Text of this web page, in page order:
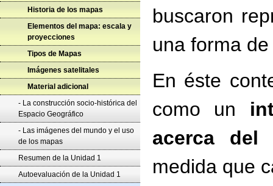
Historia de los mapas
Elementos del mapa: escala y
proyecciones
Tipos de Mapas
Imágenes satelitales
Material adicional
- La construcción socio-histórica del
Espacio Geográfico
- Las imágenes del mundo y el uso
de los mapas
Resumen de la Unidad 1
Autoevaluación de la Unidad 1
buscaron
una forma
En éste
como un
acerca del
medida que